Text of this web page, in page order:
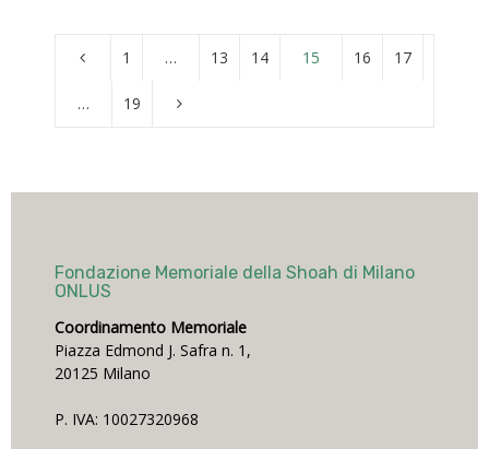
1 … 13 14 15 16 17
… 19
Fondazione Memoriale della Shoah di Milano
ONLUS
Coordinamento Memoriale
Piazza Edmond J. Safra n. 1,
20125 Milano
P. IVA: 10027320968